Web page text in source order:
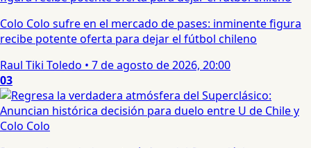
Colo Colo sufre en el mercado de pases: inminente figura
recibe potente oferta para dejar el fútbol chileno
Raul Tiki Toledo • 7 de agosto de 2026, 20:00
03